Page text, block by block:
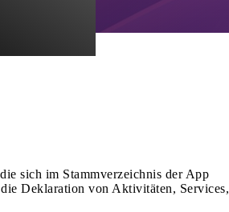
sich im Stammverzeichnis der App
Deklaration von Aktivitäten, Services,